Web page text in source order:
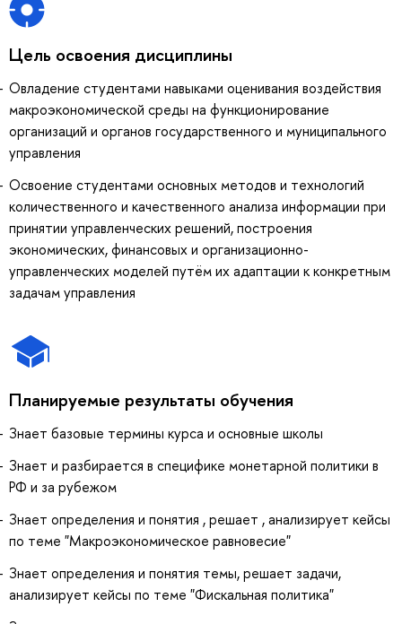
Цель освоения дисциплины
Овладение студентами навыками оценивания воздействия
макроэкономической среды на функционирование
организаций и органов государственного и муниципального
управления
Освоение студентами основных методов и технологий
количественного и качественного анализа информации при
принятии управленческих решений, построения
экономических, финансовых и организационно-
управленческих моделей путём их адаптации к конкретным
задачам управления
Планируемые результаты обучения
Знает базовые термины курса и основные школы
Знает и разбирается в специфике монетарной политики в
РФ и за рубежом
Знает определения и понятия , решает , анализирует кейсы
по теме "Макроэкономическое равновесие"
Знает определения и понятия темы, решает задачи,
анализирует кейсы по теме "Фискальная политика"